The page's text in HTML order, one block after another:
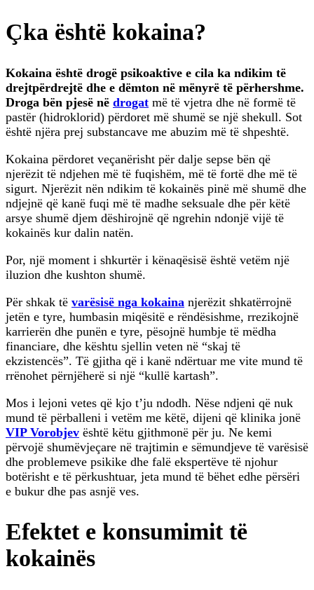
Çka është kokaina?
Kokaina është drogë psikoaktive e cila ka ndikim të
drejtpërdrejtë dhe e dëmton në mënyrë të përhershme.
Droga bën pjesë në drogat më të vjetra dhe në formë të
pastër (hidroklorid) përdoret më shumë se një shekull. Sot
është njëra prej substancave me abuzim më të shpeshtë.
Kokaina përdoret veçanërisht për dalje sepse bën që
njerëzit të ndjehen më të fuqishëm, më të fortë dhe më të
sigurt. Njerëzit nën ndikim të kokainës pinë më shumë dhe
ndjejnë që kanë fuqi më të madhe seksuale dhe për këtë
arsye shumë djem dëshirojnë që ngrehin ndonjë vijë të
kokainës kur dalin natën.
Por, një moment i shkurtër i kënaqësisë është vetëm një
iluzion dhe kushton shumë.
Për shkak të varësisë nga kokaina njerëzit shkatërrojnë
jetën e tyre, humbasin miqësitë e rëndësishme, rrezikojnë
karrierën dhe punën e tyre, pësojnë humbje të mëdha
financiare, dhe kështu sjellin veten në “skaj të
ekzistencës”. Të gjitha që i kanë ndërtuar me vite mund të
rrënohet përnjëherë si një “kullë kartash”.
Mos i lejoni vetes që kjo t’ju ndodh. Nëse ndjeni që nuk
mund të përballeni i vetëm me këtë, dijeni që klinika jonë
VIP Vorobjev është këtu gjithmonë për ju. Ne kemi
përvojë shumëvjeçare në trajtimin e sëmundjeve të varësisë
dhe problemeve psikike dhe falë ekspertëve të njohur
botërisht e të përkushtuar, jeta mund të bëhet edhe përsëri
e bukur dhe pas asnjë ves.
Efektet e konsumimit të
kokainës